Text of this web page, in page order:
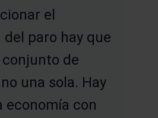
el
del paro hay que
de
una sola. Hay
economía con